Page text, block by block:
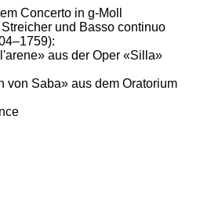
Concerto in g-Moll
und Basso continuo
aus der Oper «Silla»
von Saba» aus dem Oratorium